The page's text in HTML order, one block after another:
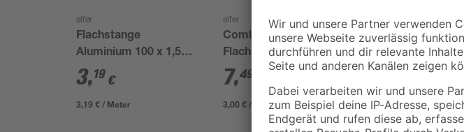
alfer
Flachstange
Aluminium 100 x 1,55
x 0,2 cm
3,19 €
3,19 € / Meter
alfer
Combitech®
Flachstange 1,95 x
250 cm
7,49
3,00 € / Meter
alfer
Combitech® Alu-
Flachstange 100 x
1,15 x 0,2 cm
2,39
2,39 € / Meter